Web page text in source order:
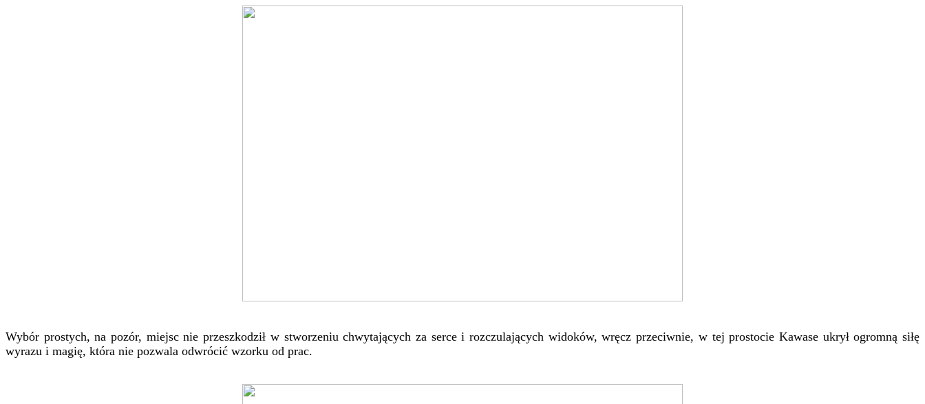
Wybór prostych, na pozór, miejsc nie przeszkodził w stworzeniu chwytających za serce i rozczulających widoków, wręcz przeciwnie, w tej prostocie Kawase ukrył ogromną siłę
wyrazu i magię, która nie pozwala odwrócić wzorku od prac.